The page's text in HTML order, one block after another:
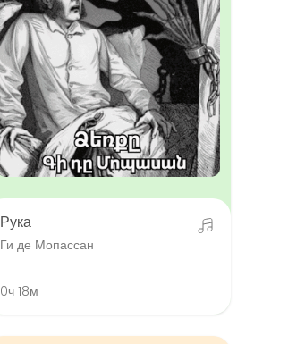
Рука
Ги де Мопассан
0ч 18м